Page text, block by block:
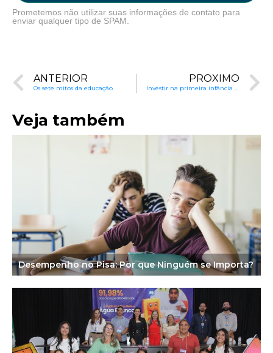
Prometemos não utilizar suas informações de contato para
enviar qualquer tipo de SPAM.
ANTERIOR
Os sete mitos da educação
PRÓXIMO
Veja também
Desempenho no Pisa: Por que Ninguém se Importa?